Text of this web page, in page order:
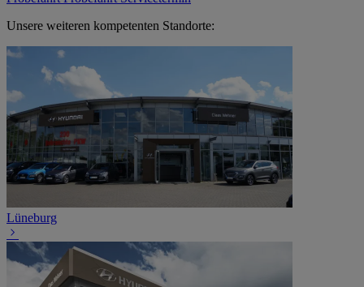
Unsere weiteren kompetenten Standorte:
Lüneburg